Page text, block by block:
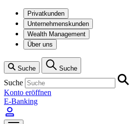
Privatkunden
Unternehmenskunden
Wealth Management
Über uns
Suche Suche
Suche
Konto eröffnen
E-Banking